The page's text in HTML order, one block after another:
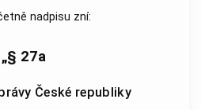
nadpisu zní:
„§ 27a
České republiky